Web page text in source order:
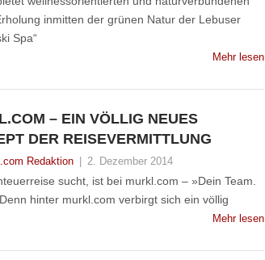
inmitten der grünen Natur der Lebuser
Spa“
Mehr lesen
– EIN VÖLLIG NEUES
DER REISEVERMITTLUNG
Redaktion 2. Dezember 2014
sucht, ist bei murkl.com – »Dein Team.
hinter murkl.com verbirgt sich ein völlig
Mehr lesen